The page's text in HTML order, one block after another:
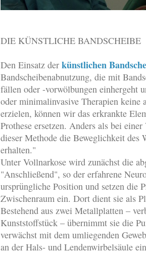
DIE KÜNSTLICHE BANDSCHEIBE
Den Einsatz der künstlichen
Bandscheibenabnutzung, die mit
fällen oder -vorwölbungen einhergeht
oder minimalinvasive Therapien keine
erzielen, können wir das erkrankte
Prothese ersetzen. Anders als bei
dieser Methode die Beweglichkeit des
erhalten."
Unter Vollnarkose wird zunächst die
"Anschließend", so der erfahrene
ursprüngliche Position und setzen die
Zwischenraum ein. Dort dient sie als
Bestehend aus zwei Metallplatten –
Kunststoffstück – übernimmt sie die
verwächst mit dem umliegenden
an der Hals- und Lendenwirbelsäule